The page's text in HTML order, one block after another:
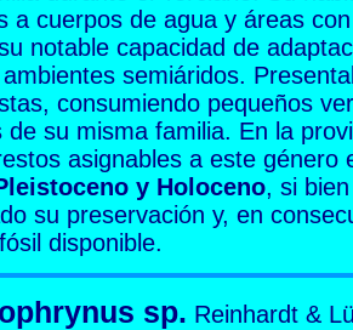
a cuerpos de agua y áreas
notable capacidad de
semiáridos.
consumiendo pequeños
de su misma familia. En la
asignables a este
y Holoceno, si
su preservación y, en
disponible.
sp. Reinhardt &